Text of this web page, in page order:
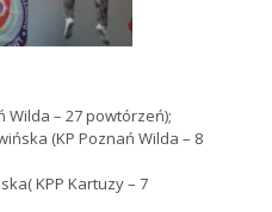
Wilda – 27 powtórzeń);
(KP Poznań Wilda – 8
KPP Kartuzy – 7